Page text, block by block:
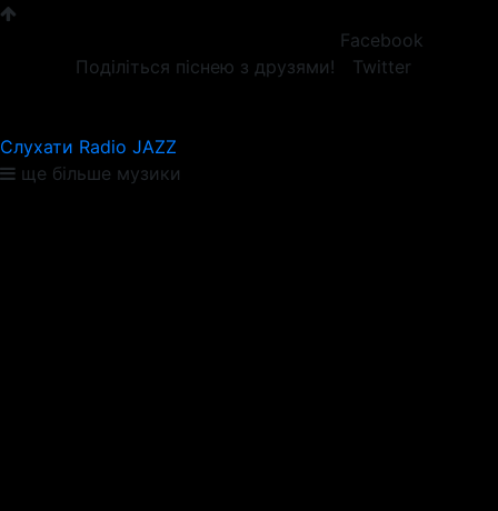
Поділіться піснею з друзями!
Facebook
Twitter
Слухати Radio JAZZ
ще більше музики